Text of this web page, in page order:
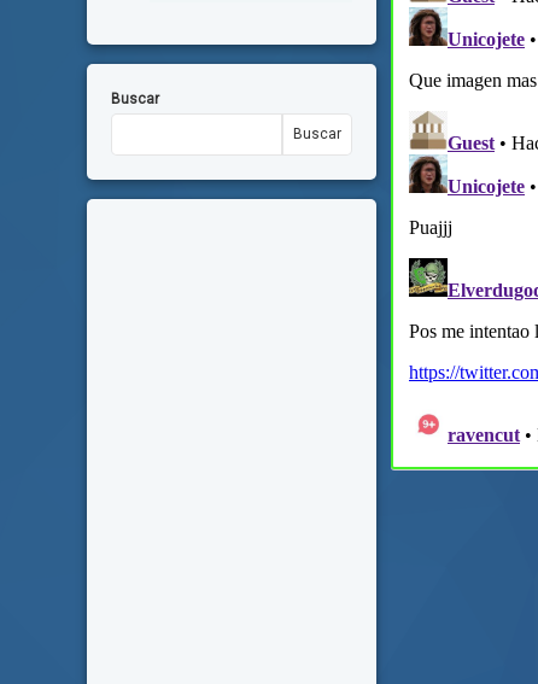
Buscar
Buscar